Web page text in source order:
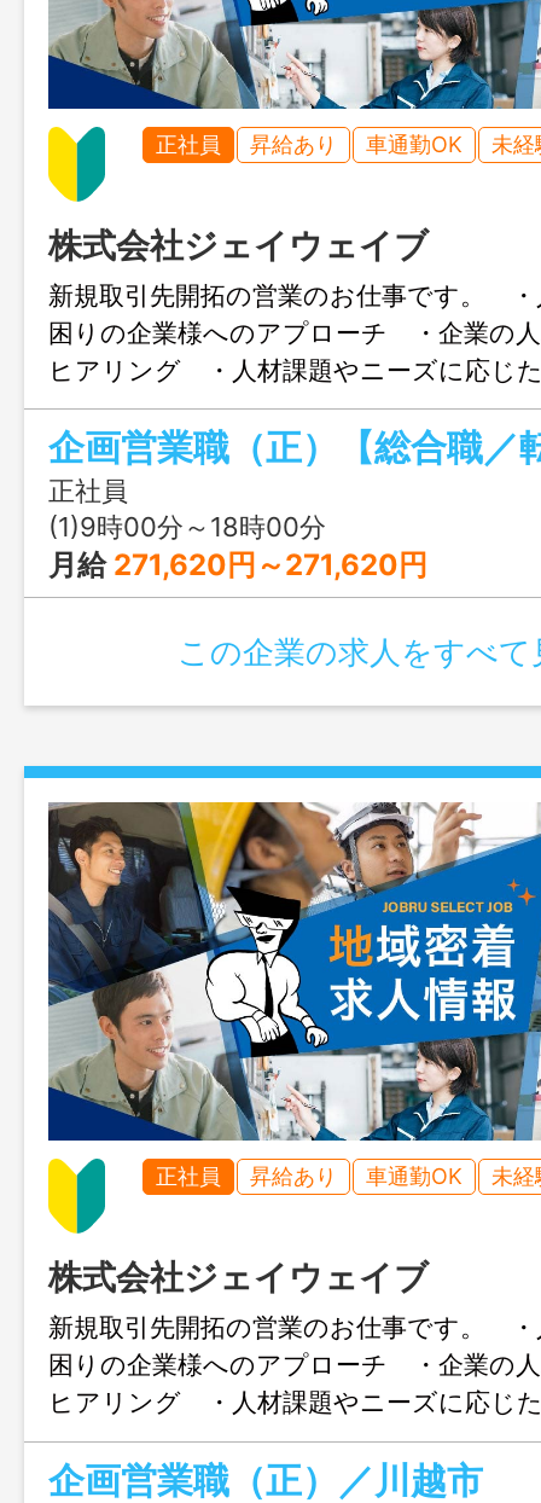
正社員 昇給あり 車通勤OK 未経
株式会社ジェイウェイブ
新規取引先開拓の営業のお仕事です。
困りの企業様へのアプローチ ・企業の
ヒアリング ・人材課題やニーズに応じ
の提案 ・派遣社員のフォロー業務 変
内での全ての業務 エリア：主に埼玉県内
正社員
(1)9時00分～18時00分
月給 271,620円～271,620円
この企業の求人をすべて
正社員 昇給あり 車通勤OK 未経
株式会社ジェイウェイブ
新規取引先開拓の営業のお仕事です。
困りの企業様へのアプローチ ・企業の
ヒアリング ・人材課題やニーズに応じ
の提案 ・派遣社員のフォロー業務 変
内での全ての業務 エリア：主に埼玉県内
企画営業職（正）／川越市